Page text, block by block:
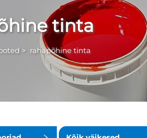
tinta
> rahapõhine tinta